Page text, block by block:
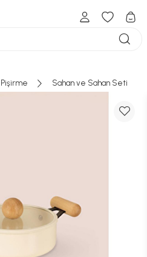
Pişirme Sahan ve Sahan Seti